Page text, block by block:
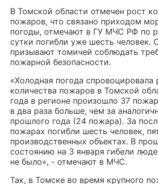
В Томской области отмечен рост
пожаров, что связано приходом
погоды, отмечают в ГУ МЧС РФ по
сутки погибли уже шесть человек.
призывают томичей соблюдать
пожарной безопасности.
«Холодная погода спровоцировала
количества пожаров в Томской
года в регионе произошло 37
в два раза больше, чем за
прошлого года (24 пожара). За
пожарах погибли шесть человек,
производственных объектах. В
состоянию на 3 января гибели
не было», - отмечают в МЧС.
Так, в Томске во время крупного